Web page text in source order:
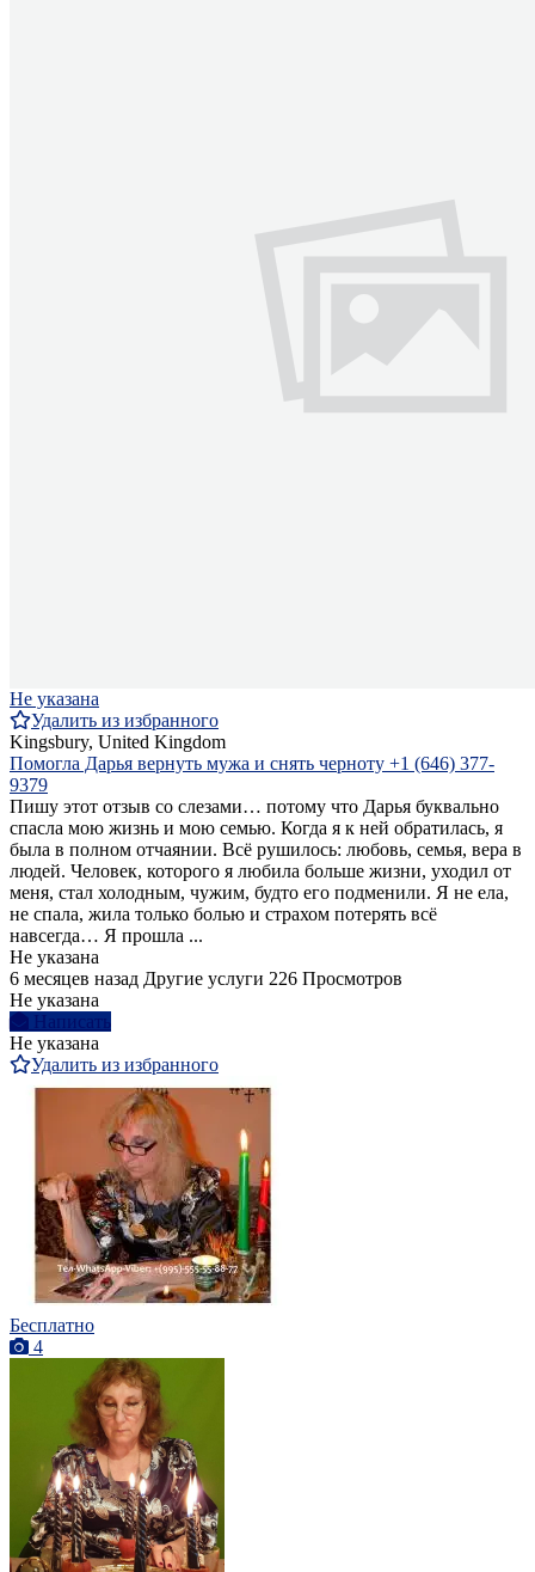
Не указана
Удалить из избранного
Kingsbury, United Kingdom
Помогла Дарья вернуть мужа и снять черноту +1 (646) 377-
9379
Пишу этот отзыв со слезами… потому что Дарья буквально
спасла мою жизнь и мою семью. Когда я к ней обратилась, я
была в полном отчаянии. Всё рушилось: любовь, семья, вера в
людей. Человек, которого я любила больше жизни, уходил от
меня, стал холодным, чужим, будто его подменили. Я не ела,
не спала, жила только болью и страхом потерять всё
навсегда… Я прошла ...
Не указана
6 месяцев назад Другие услуги 226 Просмотров
Не указана
Написать
Не указана
Удалить из избранного
Бесплатно
4